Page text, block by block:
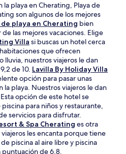
la playa en Cherating, Playa de
son algunos de los mejores
playa en Cherating bien
las mejores vacaciones. Elige
Villa si buscas un hotel cerca
que ofrecen
lluvia, nuestros viajeros le dan
de 10. Lavilla By Holiday Villa
opción para pasar unas
la playa. Nuestros viajeros le dan
opción de este hotel se
para niños y restaurante,
servicios para disfrutar.
& Spa Cherating es otra
les encanta porque tiene
piscina al aire libre y piscina
puntuación de 6,8.